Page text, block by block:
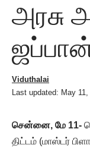
அரசு
Last updated: May
Viduthalai
சென்னை, மே 11-
திட்டம் (மாஸ்டர்